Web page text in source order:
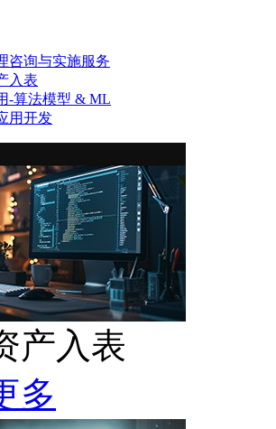
咨询与实施服务
入表
-算法模型 & ML
用开发
产入表
多